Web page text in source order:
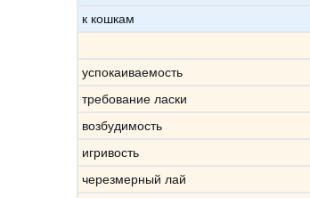
к кошкам
успокаиваемость
требование ласки
возбудимость
игривость
черезмерный лай